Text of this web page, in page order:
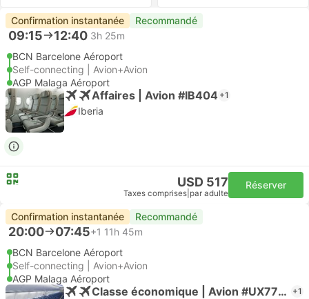
Confirmation instantanée Recommandé
09:15 12:40 3h 25m
BCN Barcelone Aéroport
Self-connecting | Avion+Avion
AGP Malaga Aéroport
Affaires | Avion #IB404 +1
Iberia
USD 517
Taxes comprises par adulte
Réserver
Confirmation instantanée Recommandé
20:00 07:45+1 11h 45m
BCN Barcelone Aéroport
Self-connecting | Avion+Avion
AGP Malaga Aéroport
Classe économique | Avion #UX7708 +1